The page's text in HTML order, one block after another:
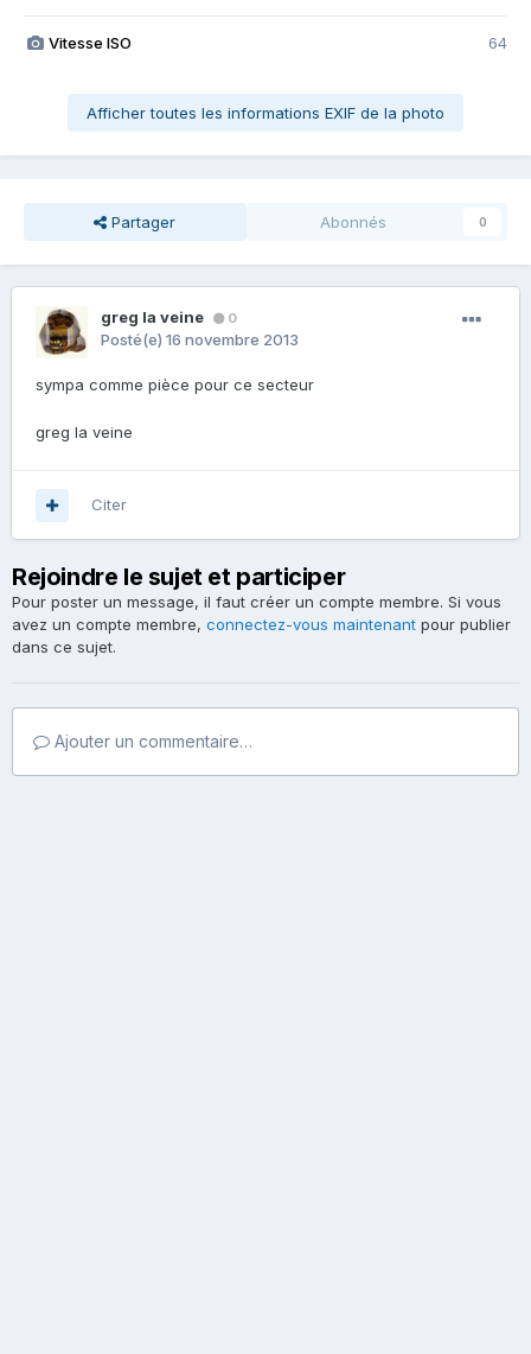
Vitesse ISO 64
Afficher toutes les informations EXIF de la photo
Partager Abonnés 0
greg la veine 0
Posté(e) 16 novembre 2013
sympa comme pièce pour ce secteur
greg la veine
Citer
Rejoindre le sujet et participer
Pour poster un message, il faut créer un compte membre. Si vous
avez un compte membre, connectez-vous maintenant pour publier
dans ce sujet.
Ajouter un commentaire…